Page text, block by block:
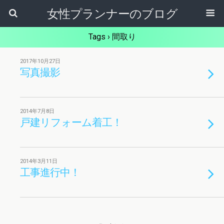
女性プランナーのブログ
Tags › 間取り
2017年10月27日
写真撮影
2014年7月8日
戸建リフォーム着工！
2014年3月11日
工事進行中！